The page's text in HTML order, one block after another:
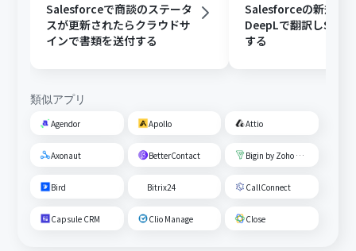
Salesforceで商談のステータ
スが更新されたらクラウドサ
インで書類を送付する
Salesforceの新規リ
DeepLで翻訳しSlack
する
類似アプリ
Agendor Apollo Attio
Axonaut BetterContact Bigin by Zoho CRM
Bird Bitrix24 CallConnect
Capsule CRM Clio Manage Close